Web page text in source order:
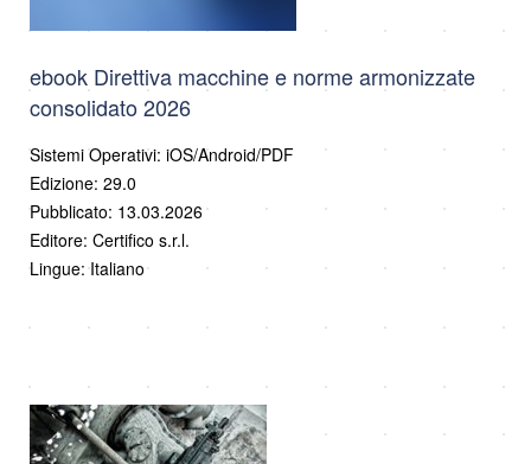
ebook Direttiva macchine e norme armonizzate
consolidato 2026
Sistemi Operativi: iOS/Android/PDF
Edizione: 29.0
Pubblicato: 13.03.2026
Editore: Certifico s.r.l.
Lingue: Italiano